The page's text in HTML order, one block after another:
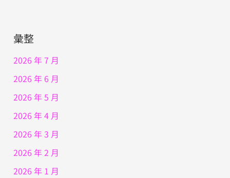
彙整
2026 年 7 月
2026 年 6 月
2026 年 5 月
2026 年 4 月
2026 年 3 月
2026 年 2 月
2026 年 1 月